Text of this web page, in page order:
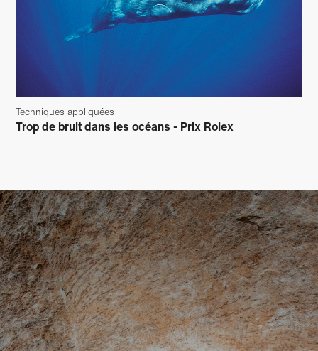
Techniques appliquées
Trop de bruit dans les océans - Prix Rolex